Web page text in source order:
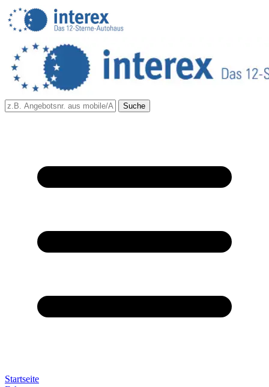
Suche
Startseite